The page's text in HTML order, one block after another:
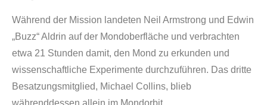
Während der Mission landeten Neil Armstrong und Edwin
„Buzz“ Aldrin auf der Mondoberfläche und verbrachten
etwa 21 Stunden damit, den Mond zu erkunden und
wissenschaftliche Experimente durchzuführen. Das dritte
Besatzungsmitglied, Michael Collins, blieb
währenddessen allein im Mondorbit.